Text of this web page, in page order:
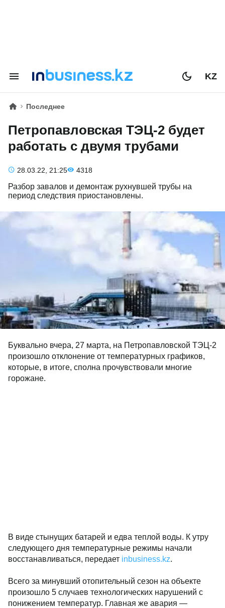
KZ
Последнее
Петропавловская ТЭЦ-2 будет
работать с двумя трубами
28.03.22, 21:25 4318
Разбор завалов и демонтаж рухнувшей трубы на
период следствия приостановлены.
Буквально вчера, 27 марта, на Петропавловской ТЭЦ-2
произошло отклонение от температурных графиков,
которые, в итоге, сполна прочувствовали многие
горожане.
В виде стынущих батарей и едва теплой воды. К утру
следующего дня температурные режимы начали
восстанавливаться, передает inbusiness.kz.
Всего за минувший отопительный сезон на объекте
произошло 5 случаев технологических нарушений с
понижением температур. Главная же авария —